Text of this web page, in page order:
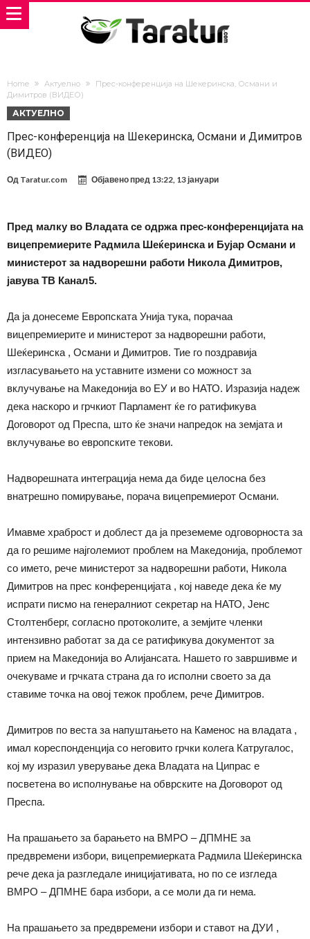
Home Актуелно
Прес-конференција на Шекеринска, Османи и
Димитров (ВИДЕО)
АКТУЕЛНО
Прес-конференција на Шекеринска, Османи и Димитров
(ВИДЕО)
Од Taratur.com Објавено пред 13:22, 13 јануари
Пред малку во Владата се одржа прес-конференцијата на
вицепремиерите Радмила Шеќеринска и Бујар Османи и
министерот за надворешни работи Никола Димитров,
јавува ТВ Канал5.
Да ја донесеме Европската Унија тука, порачаа
вицепремиерите и министерот за надворешни работи,
Шеќеринска , Османи и Димитров. Тие го поздравија
изгласувањето на уставните измени со можност за
вклучување на Македонија во ЕУ и во НАТО. Изразија надеж
дека наскоро и грчкиот Парламент ќе го ратификува
Договорот од Преспа, што ќе значи напредок на земјата и
вклучување во европските текови.
Надворешната интеграција нема да биде целосна без
внатрешно помирување, порача вицепремиерот Османи.
Имавме храброст и доблест да ја преземеме одговорноста за
да го решиме најголемиот проблем на Македонија, проблемот
со името, рече министерот за надворешни работи, Никола
Димитров на прес конференцијата , кој наведе дека ќе му
испрати писмо на генералниот секретар на НАТО, Јенс
Столтенберг, согласно протоколите, а земјите членки
интензивно работат за да се ратификува документот за
прием на Македонија во Алијансата. Нашето го завршивме и
очекуваме и грчката страна да го исполни своето за да
ставиме точка на овој тежок проблем, рече Димитров.
Димитров по веста за напуштањето на Каменос на владата ,
имал кореспонденција со неговито грчки колега Катругалос,
кој му изразил уверување дека Владата на Ципрас е
посветена во исполнување на обврските на Договорот од
Преспа.
На прашањето за барањето на ВМРО – ДПМНЕ за
предвремени избори, вицепремиерката Радмила Шеќеринска
рече дека ја разгледале иницијативата, но по се изгледа
ВМРО – ДПМНЕ бара избори, а се моли да ги нема.
На прашањето за предвремени избори и ставот на ДУИ ,